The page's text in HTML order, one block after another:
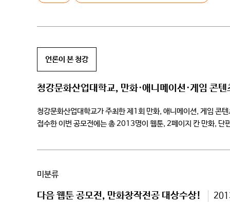
언론이 본 청강
청강문화산업대학교, 만화·애니메이션·게임 콘텐
청강문화산업대학교가 주최한 제1회 만화, 애니메이션, 게임 콘
접수한 이번 공모전에는 총 2013명이 웹툰, 2페이지 칸 만화,
미분류
다음 웹툰 공모전, 만화창작전공 대상수상!